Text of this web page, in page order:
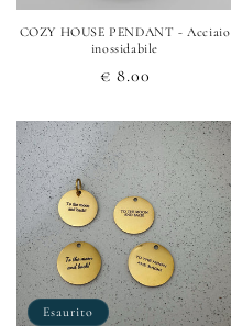
COZY HOUSE PENDANT - Acciaio
inossidabile
Prezzo
listino
€ 8.00
Esaurito